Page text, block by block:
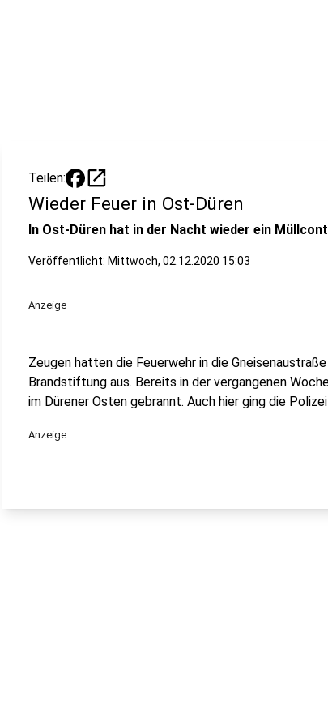
Teilen: open_in_new
Wieder Feuer in Ost-Düren
In Ost-Düren hat in der Nacht wieder ein
Veröffentlicht: Mittwoch, 02.12.2020 15:03
Anzeige
Zeugen hatten die Feuerwehr in die
Brandstiftung aus. Bereits in der vergangenen
im Dürener Osten gebrannt. Auch hier ging die
Anzeige